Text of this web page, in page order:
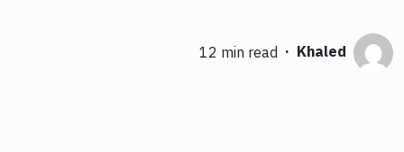
Khaled
·
12 min read